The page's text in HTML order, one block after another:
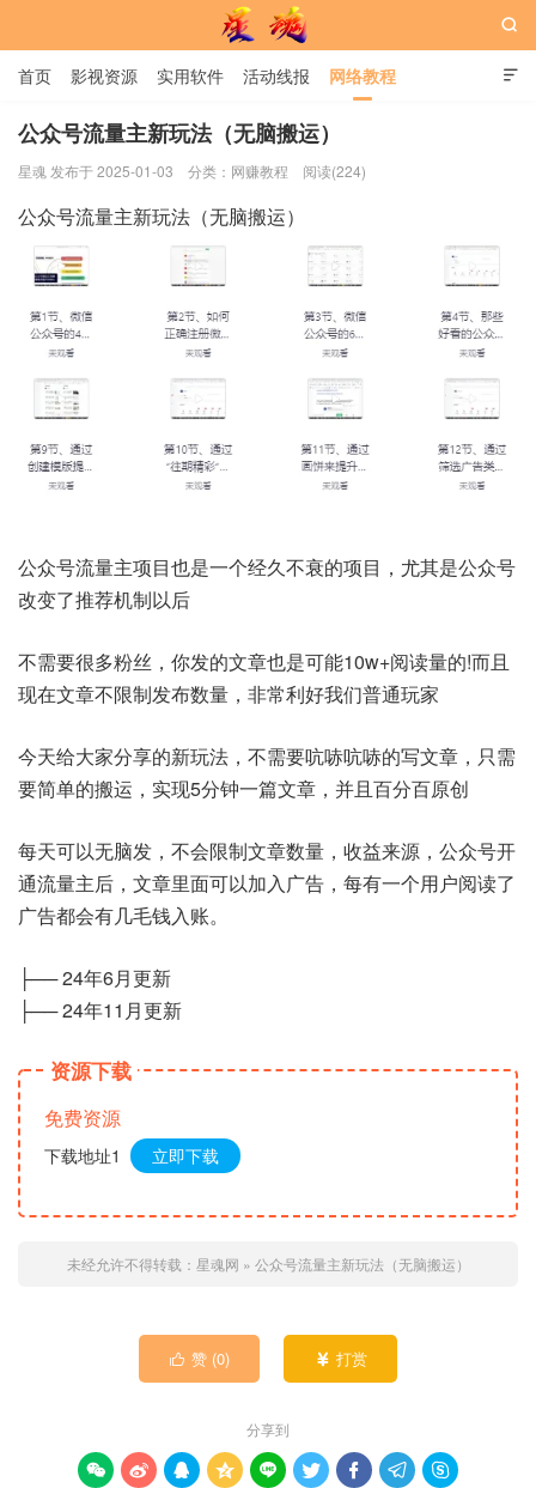

首页 影视资源 实用软件 活动线报 网络教程
用户中心 书籍 娱乐

公众号流量主新玩法（无脑搬运）
星魂 发布于 2025-01-03 分类： 网赚教程 阅读(224)
公众号流量主新玩法（无脑搬运）
公众号流量主项目也是一个经久不衰的项目，尤其是公众号
改变了推荐机制以后
不需要很多粉丝，你发的文章也是可能10w+阅读量的!而且
现在文章不限制发布数量，非常利好我们普通玩家
今天给大家分享的新玩法，不需要吭哧吭哧的写文章，只需
要简单的搬运，实现5分钟一篇文章，并且百分百原创
每天可以无脑发，不会限制文章数量，收益来源，公众号开
通流量主后，文章里面可以加入广告，每有一个用户阅读了
广告都会有几毛钱入账。
├── 24年6月更新
├── 24年11月更新
资源下载
免费资源
下载地址1 立即下载
未经允许不得转载： 星魂网 » 公众号流量主新玩法（无脑搬运）
 赞 (0)  打赏
分享到
        